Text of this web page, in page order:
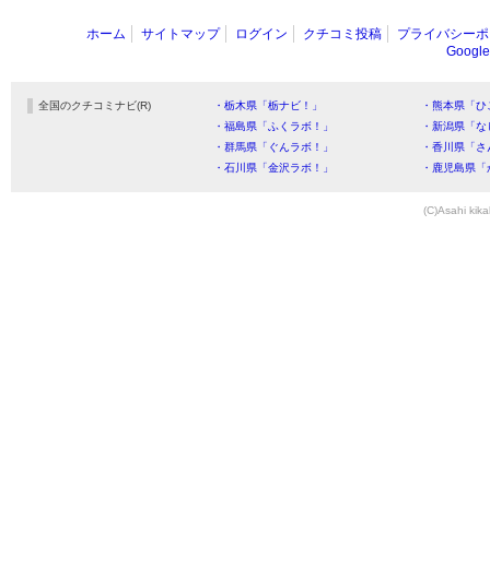
ホーム サイトマップ ログイン クチコミ投稿
プライバシー
全国のクチコミナビ(R) ・栃木県「栃ナビ！」
・熊本県「
・福島県「ふくラボ！」
・新潟県「
・群馬県「ぐんラボ！」
・香川県「
・石川県「金沢ラボ！」
・鹿児島県
(C)Asahi